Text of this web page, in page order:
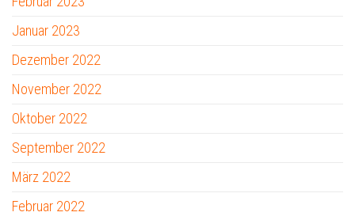
Januar 2023
Dezember 2022
November 2022
Oktober 2022
September 2022
März 2022
Februar 2022